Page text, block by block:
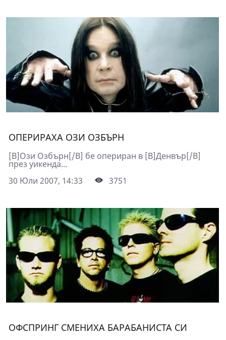
ОПЕРИРАХА ОЗИ ОЗБЪРН
[B]Ози Озбърн[/B] бе опериран в [B]Денвър[/B]
през уикенда...
30 Юли 2007, 14:33
3751
ОФСПРИНГ СМЕНИХА БАРАБАНИСТА СИ